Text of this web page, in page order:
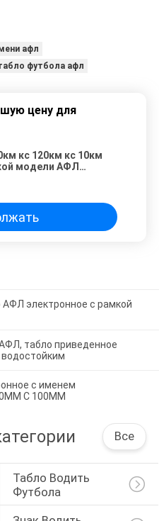
афл
футбола афл
цену для
кс 120км кс 10км
модели АФЛ
АФЛ электронное с рамкой
табло приведенное
с именем
С 100ММ
Все
Табло Водить
Футбола